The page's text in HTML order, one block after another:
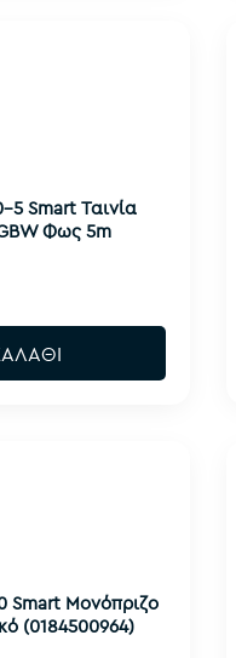
5 Smart Ταινία
Φως 5m
Smart Μονόπριζο
(0184500964)